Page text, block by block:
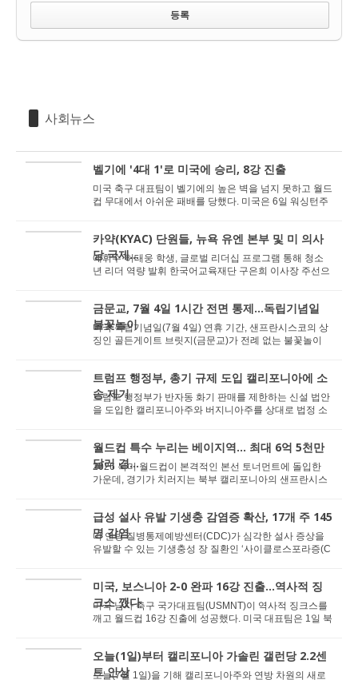
사회뉴스
벨기에 '4대 1'로 미국에 승리, 8강 진출
미국 축구 대표팀이 벨기에의 높은 벽을 넘지 못하고 월드
컵 무대에서 아쉬운 패배를 당했다. 미국은 6일 워싱턴주
카약(KYAC) 단원들, 뉴욕 유엔 본부 및 미 의사
당 국제...
예휘수·허태웅 학생, 글로벌 리더십 프로그램 통해 청소
년 리더 역량 발휘 한국어교육재단 구은희 이사장 주선으
금문교, 7월 4일 1시간 전면 통제...독립기념일
불꽃놀이
미국 독립기념일(7월 4일) 연휴 기간, 샌프란시스코의 상
징인 골든게이트 브릿지(금문교)가 전례 없는 불꽃놀이
트럼프 행정부, 총기 규제 도입 캘리포니아에 소
송 제기
트럼프 행정부가 반자동 화기 판매를 제한하는 신설 법안
을 도입한 캘리포니아주와 버지니아주를 상대로 법정 소
월드컵 특수 누리는 베이지역… 최대 6억 5천만
달러 경...
2026 북미 월드컵이 본격적인 본선 토너먼트에 돌입한
가운데, 경기가 치러지는 북부 캘리포니아의 샌프란시스
급성 설사 유발 기생충 감염증 확산, 17개 주 145
명 감염
미 연방 질병통제예방센터(CDC)가 심각한 설사 증상을
유발할 수 있는 기생충성 장 질환인 ‘사이클로스포라증(C
미국, 보스니아 2-0 완파 16강 진출...역사적 징
크스 깼다
미국 남자 축구 국가대표팀(USMNT)이 역사적 징크스를
깨고 월드컵 16강 진출에 성공했다. 미국 대표팀은 1일 북
오늘(1일)부터 캘리포니아 가솔린 갤런당 2.2센
트 인상
오늘(7월 1일)을 기해 캘리포니아주와 연방 차원의 새로